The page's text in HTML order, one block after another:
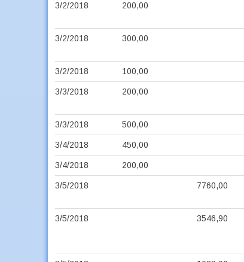
3/2/2018 200,00
3/2/2018 300,00
3/2/2018 100,00
3/3/2018 200,00
3/3/2018 500,00
3/4/2018 450,00
3/4/2018 200,00
3/5/2018 7760,00
3/5/2018 3546,90